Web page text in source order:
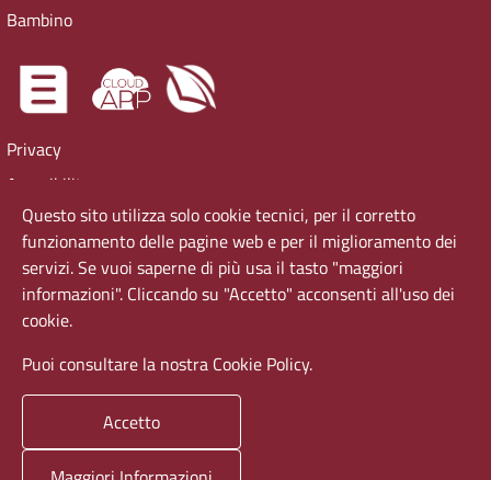
Bambino
Privacy
Accesibility
Cookie Policy
Virtual tour
Sapienza Università di Roma
Piazzale Aldo Moro 5, 00185 Roma T (+39) 06 49911 Codice
fiscale 80209930587 / Partita IVA: 02133771002
Questo sito utilizza solo cookie tecnici, per il corretto
funzionamento delle pagine web e per il miglioramento dei
servizi. Se vuoi saperne di più usa il tasto "maggiori
informazioni". Cliccando su "Accetto" acconsenti all'uso dei
cookie.
Puoi consultare la nostra Cookie Policy.
Accetto